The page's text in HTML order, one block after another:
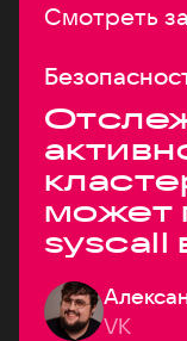
Смотреть
может
syscall
VK